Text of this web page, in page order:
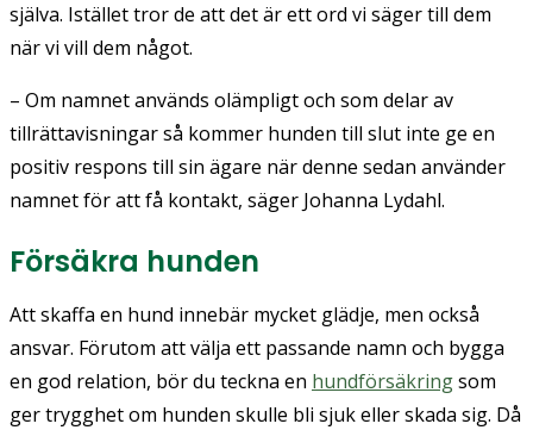
själva. Istället tror de att det är ett ord vi säger till dem
när vi vill dem något.
– Om namnet används olämpligt och som delar av
tillrättavisningar så kommer hunden till slut inte ge en
positiv respons till sin ägare när denne sedan använder
namnet för att få kontakt, säger Johanna Lydahl.
Försäkra hunden
Att skaffa en hund innebär mycket glädje, men också
ansvar. Förutom att välja ett passande namn och bygga
en god relation, bör du teckna en hundförsäkringsom
ger trygghet om hunden skulle bli sjuk eller skada sig. Då